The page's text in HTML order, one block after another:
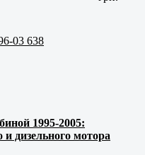
03 638
1995-2005:
и дизельного мотора